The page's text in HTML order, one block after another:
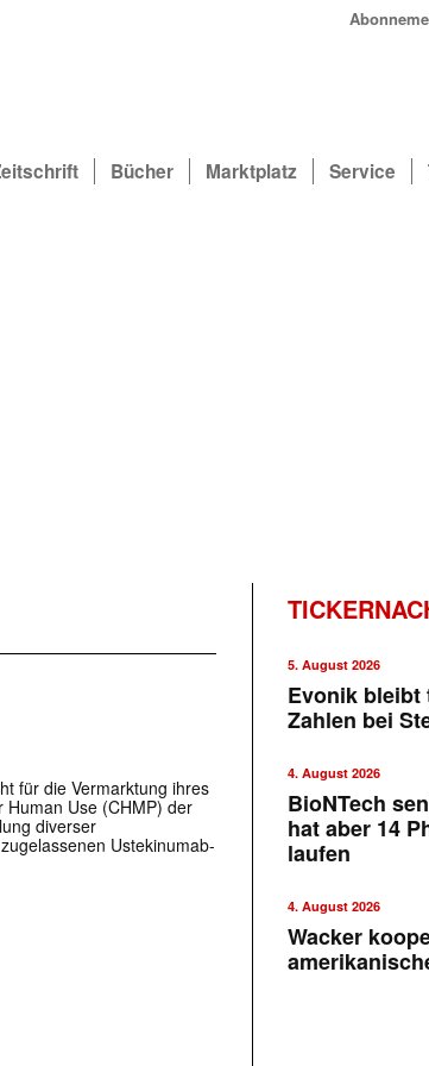
Bücher Marktplatz Service
für die Vermarktung ihres
Human Use (CHMP) der
diverser
Ustekinumab-
5. August 2026
Evonik
Zahlen bei
4. August 2026
BioNTech
hat aber 14
laufen
4. August 2026
Wacker